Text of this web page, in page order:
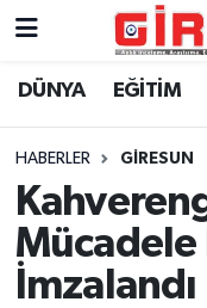
DÜNYA EĞİTİM
HABERLER GİRESUN
İmzalandı
Hava Durumu
Trafik Durumu
Süper Lig
Tüm Manşetler